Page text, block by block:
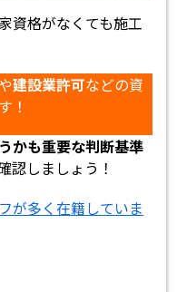
資格がなくても施工
建設業許可などの資
！
かも重要な判断基準
認しましょう！
が多く在籍していま